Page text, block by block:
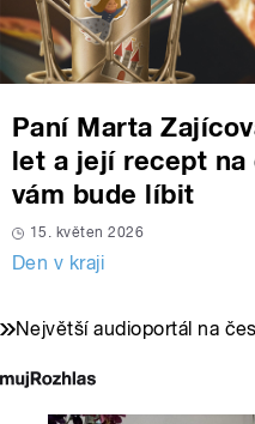
Paní Marta
let a její recept na
vám bude líbit
15. květen 2026
Den v kraji
Největší audioportál na